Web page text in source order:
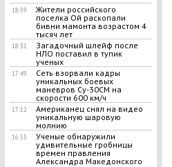
18:59
Жители российского
поселка Ой раскопали
бивни мамонта возрастом 4
тысяч лет
18:31
Загадочный шлейф после
НЛО поставил в тупик
ученых
17:49
Сеть взорвали кадры
уникальных боевых
маневров Су-30СМ на
скорости 600 км/ч
17:12
Американец снял на видео
уникальную шаровую
молнию
16:55
Ученые обнаружили
удивительные гробницы
времен правления
Александра Македонского